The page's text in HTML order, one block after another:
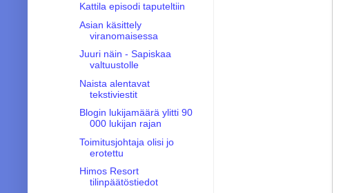
Kattila episodi taputeltiin
Asian käsittely
viranomaisessa
Juuri näin - Sapiskaa
valtuustolle
Naista alentavat
tekstiviestit
Blogin lukijamäärä ylitti 90
000 lukijan rajan
Toimitusjohtaja olisi jo
erotettu
Himos Resort
tilinpäätöstiedot